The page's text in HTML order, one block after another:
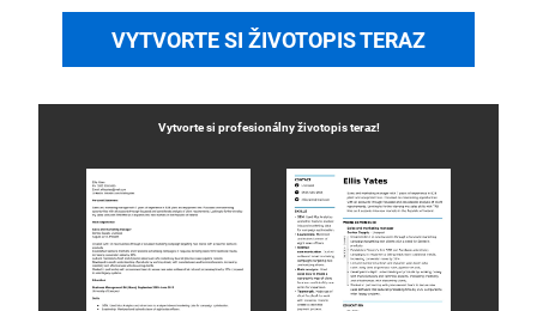
VYTVORTE SI ŽIVOTOPIS TERAZ
Vytvorte si profesionálnyživotopisteraz!